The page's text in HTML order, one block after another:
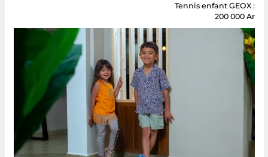
Tennis enfant GEOX :
200 000 Ar